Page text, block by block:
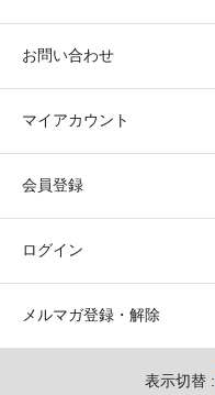
お問い合わせ
マイアカウント
会員登録
ログイン
メルマガ登録・解除
表示切替 :